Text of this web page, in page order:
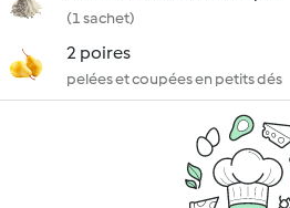
(1 sachet)
2 poires
pelées et coupées en petits dés